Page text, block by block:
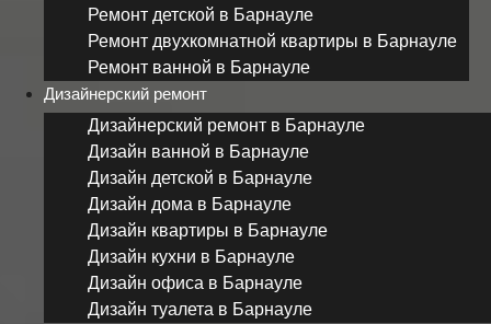
Ремонт детской в Барнауле
Ремонт двухкомнатной квартиры в Барнауле
Ремонт ванной в Барнауле
Дизайнерский ремонт
Дизайнерский ремонт в Барнауле
Дизайн ванной в Барнауле
Дизайн детской в Барнауле
Дизайн дома в Барнауле
Дизайн квартиры в Барнауле
Дизайн кухни в Барнауле
Дизайн офиса в Барнауле
Дизайн туалета в Барнауле